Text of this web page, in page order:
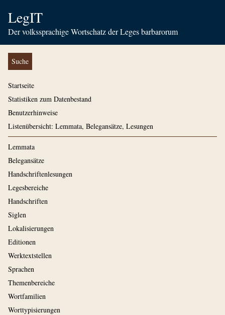
LegIT
Der volkssprachige Wortschatz der Leges barbarorum
Suche
Startseite
Statistiken zum Datenbestand
Benutzerhinweise
Listenübersicht: Lemmata, Belegansätze, Lesungen
Lemmata
Belegansätze
Handschriftenlesungen
Legesbereiche
Handschriften
Siglen
Lokalisierungen
Editionen
Werktextstellen
Sprachen
Themenbereiche
Wortfamilien
Worttypisierungen